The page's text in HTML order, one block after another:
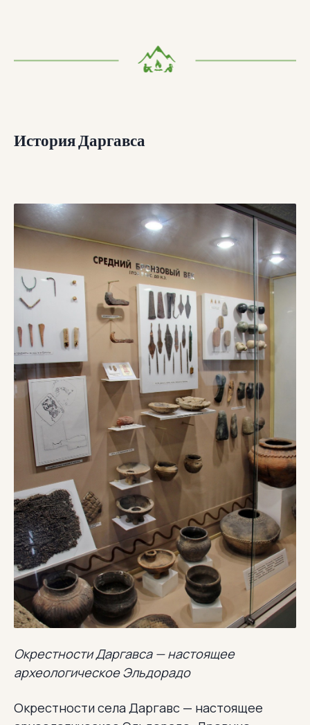
История Даргавса
Окрестности Даргавса — настоящее
археологическое Эльдорадо
Окрестности села Даргавс — настоящее